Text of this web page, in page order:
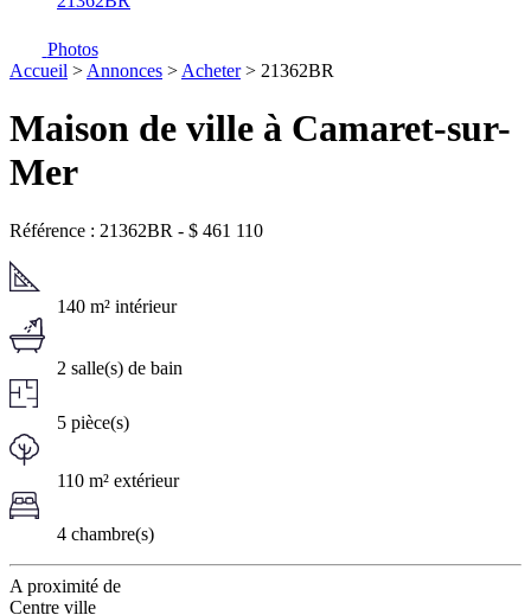
Photos
Accueil > Annonces > Acheter> 21362BR
Maison de ville à Camaret-sur-
Mer
Référence : 21362BR - $ 461 110
140 m² intérieur
2 salle(s) de bain
5 pièce(s)
110 m² extérieur
4 chambre(s)
A proximité de
Centre ville